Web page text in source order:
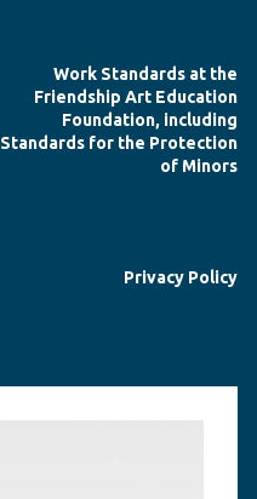
Work Standards at the
Friendship Art Education
Foundation, including
Standards for the Protection
of Minors
Privacy Policy